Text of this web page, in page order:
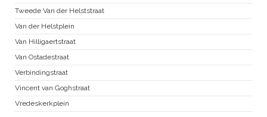
Tweede Van der Helststraat
Van der Helstplein
Van Hilligaertstraat
Van Ostadestraat
Verbindingstraat
Vincent van Goghstraat
Vredeskerkplein